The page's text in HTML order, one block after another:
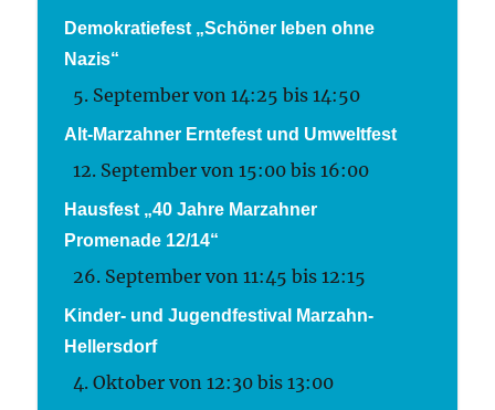
Demokratiefest „Schöner leben ohne
Nazis“
5. September von 14:25 bis14:50
Alt-Marzahner Erntefest und Umweltfest
12. September von 15:00 bis16:00
Hausfest „40 Jahre Marzahner
Promenade 12/14“
26. September von 11:45 bis12:15
Kinder- und Jugendfestival Marzahn-
Hellersdorf
4. Oktober von 12:30 bis13:00